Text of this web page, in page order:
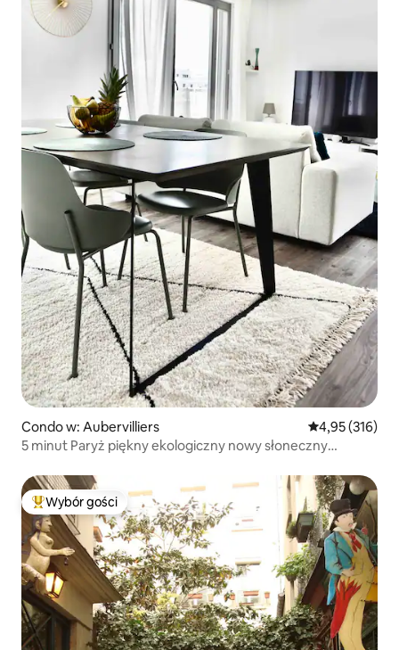
Condo w: Aubervilliers Średnia
4,95 (316)
5 minut Paryż piękny ekologiczny nowy słoneczny
Najpopularniejsze z kategorii Wybór gości
Wybór gości